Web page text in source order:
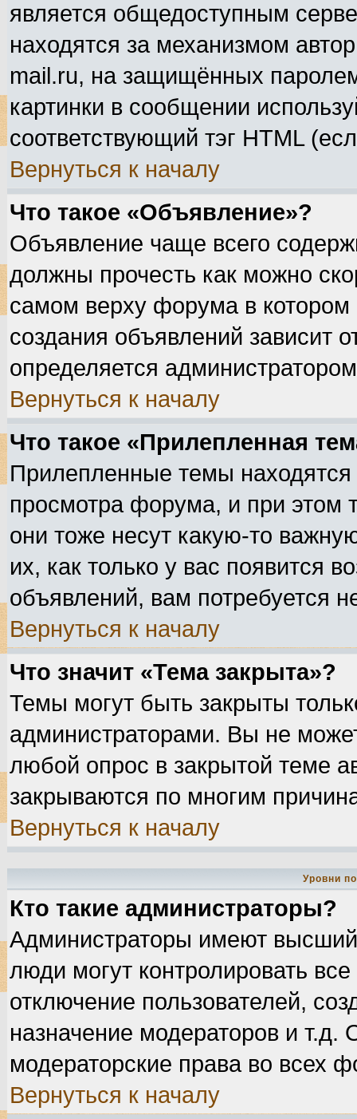
является общедоступным
находятся за механизмом
mail.ru, на защищённых
картинки в сообщении
соответствующий тэг HTML
Вернуться к началу
Что такое «Объявление»?
Объявление чаще всего
должны прочесть как можно
самом верху форума в
создания объявлений зависит
определяется
Вернуться к началу
Что такое «Прилепленная
Прилепленные темы
просмотра форума, и при этом
они тоже несут какую-то
их, как только у вас появится
объявлений, вам потребуется
Вернуться к началу
Что значит «Тема закрыта»?
Темы могут быть закрыты
администраторами. Вы не
любой опрос в закрытой теме
закрываются по многим
Вернуться к началу
Уровни
Кто такие администраторы?
Администраторы имеют
люди могут контролировать
отключение пользователей,
назначение модераторов и
модераторские права во всех
Вернуться к началу